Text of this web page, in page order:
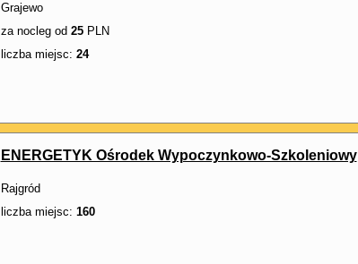
Grajewo
za nocleg od 25PLN
liczba miejsc: 24
ENERGETYK Ośrodek Wypoczynkowo-Szkoleniowy
Rajgród
liczba miejsc: 160